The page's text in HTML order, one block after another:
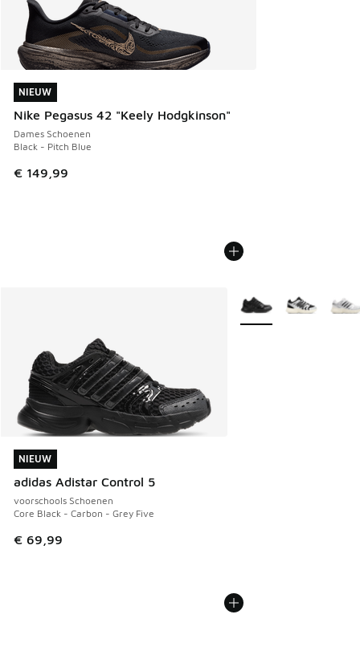
NIEUW
Nike Pegasus 42 "Keely Hodgkinson"
Dames Schoenen
Black - Pitch Blue
€ 149,99
NIEUW
NIEUW
adidas Adistar Control 5
voorschools Schoenen
Core Black - Carbon - Grey Five
€ 69,99
NIEUW
Meer kleuren